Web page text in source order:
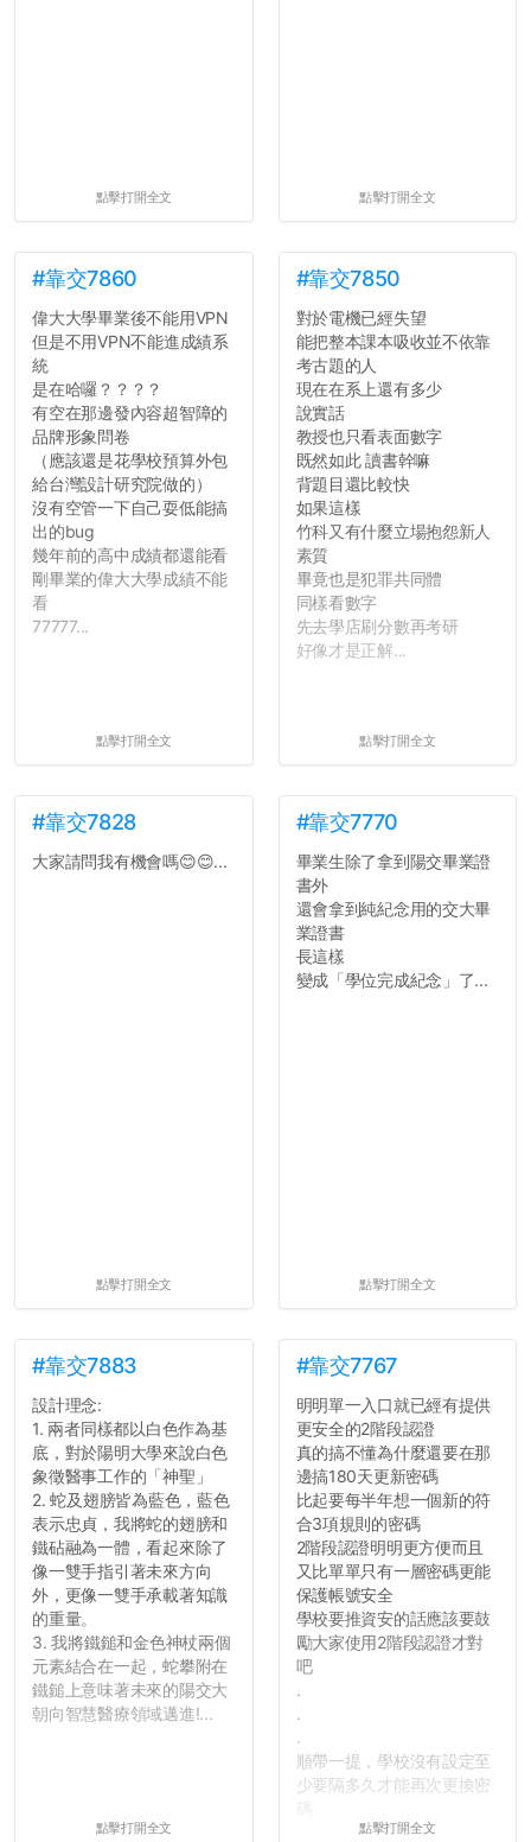
點擊打開全文 點擊打開全文
#靠交7860
偉大大學畢業後不能用VPN
但是不用VPN不能進成績系
統
是在哈囉？？？？
有空在那邊發內容超智障的
品牌形象問卷
（應該還是花學校預算外包
給台灣設計研究院做的）
沒有空管一下自己耍低能搞
出的bug
幾年前的高中成績都還能看
剛畢業的偉大大學成績不能
看
77777...
點擊打開全文
#靠交7850
對於電機已經失望
能把整本課本吸收並不依靠
考古題的人
現在在系上還有多少
說實話
教授也只看表面數字
既然如此 讀書幹嘛
背題目還比較快
如果這樣
竹科又有什麼立場抱怨新人
素質
畢竟也是犯罪共同體
同樣看數字
先去學店刷分數再考研
好像才是正解...
點擊打開全文
#靠交7828
大家請問我有機會嗎😊😊...
點擊打開全文
#靠交7770
畢業生除了拿到陽交畢業證
書外
還會拿到純紀念用的交大畢
業證書
長這樣
變成「學位完成紀念」了...
點擊打開全文
#靠交7883
設計理念:
1. 兩者同樣都以白色作為基
底，對於陽明大學來說白色
象徵醫事工作的「神聖」
2. 蛇及翅膀皆為藍色，藍色
表示忠貞，我將蛇的翅膀和
鐵砧融為一體，看起來除了
像一雙手指引著未來方向
外，更像一雙手承載著知識
的重量。
3. 我將鐵鎚和金色神杖兩個
元素結合在一起，蛇攀附在
鐵鎚上意味著未來的陽交大
朝向智慧醫療領域邁進!...
點擊打開全文
#靠交7767
明明單一入口就已經有提供
更安全的2階段認證
真的搞不懂為什麼還要在那
邊搞180天更新密碼
比起要每半年想一個新的符
合3項規則的密碼
2階段認證明明更方便而且
又比單單只有一層密碼更能
保護帳號安全
學校要推資安的話應該要鼓
勵大家使用2階段認證才對
吧
.
.
.
順帶一提，學校沒有設定至
少要隔多久才能再次更換密
所以只要重新設定4次密碼
點擊打開全文